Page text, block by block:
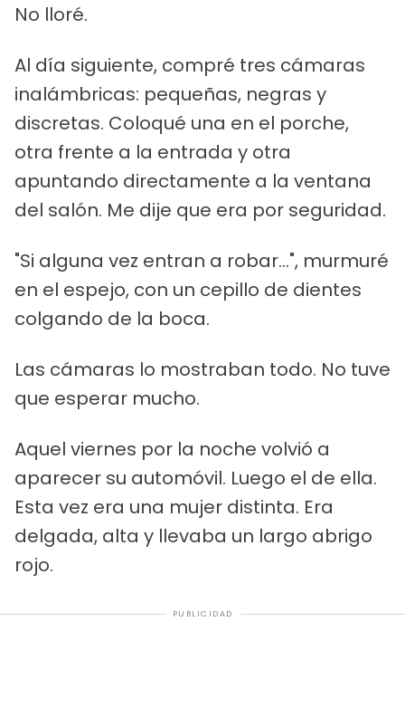
No lloré.
Al día siguiente, compré tres cámaras
inalámbricas: pequeñas, negras y
discretas. Coloqué una en el porche,
otra frente a la entrada y otra
apuntando directamente a la ventana
del salón. Me dije que era por seguridad.
"Si alguna vez entran a robar...", murmuré
en el espejo, con un cepillo de dientes
colgando de la boca.
Las cámaras lo mostraban todo. No tuve
que esperar mucho.
Aquel viernes por la noche volvió a
aparecer su automóvil. Luego el de ella.
Esta vez era una mujer distinta. Era
delgada, alta y llevaba un largo abrigo
rojo.
PUBLICIDAD